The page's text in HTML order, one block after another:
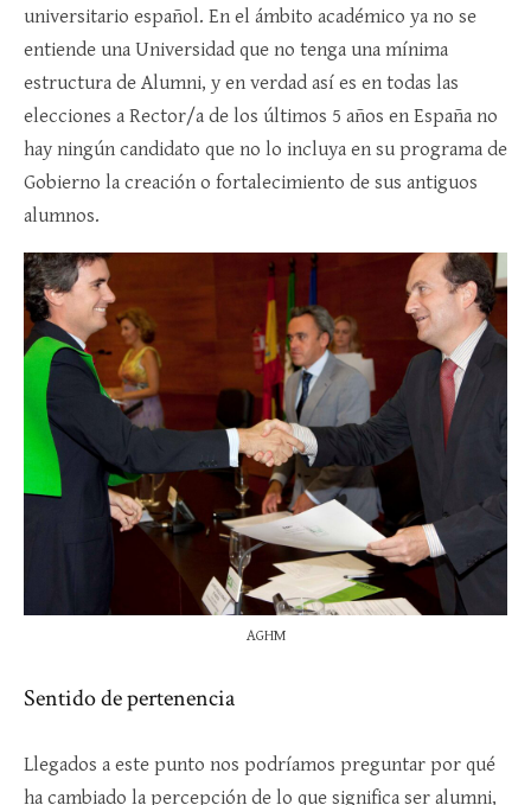
universitario español. En el ámbito académico ya no se
entiende una Universidad que no tenga una mínima
estructura de Alumni, y en verdad así es en todas las
elecciones a Rector/a de los últimos 5 años en España no
hay ningún candidato que no lo incluya en su programa de
Gobierno la creación o fortalecimiento de sus antiguos
alumnos.
AGHM
Sentido de pertenencia
Llegados a este punto nos podríamos preguntar por qué
ha cambiado la percepción de lo que significa ser alumni,